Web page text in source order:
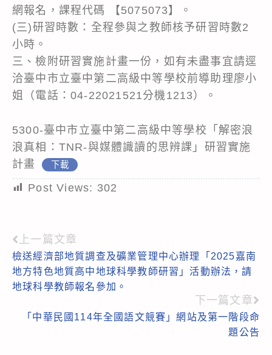
網報名，課程代碼 【5075073】。
(三)研習時數：全程參與之教師核予研習時數2
小時。
三、檢附研習實施計畫一份，如有未盡事宜請逕
洽臺中市立臺中第二高級中等學校前導助理廖小
姐（電話：04-22021521分機1213）。
5300-臺中市立臺中第二高級中等學校「解密浪
浪真相：TNR-與媒體識讀的思辨課」研習實施
計畫
下載
Post Views: 302
Read
more
articles
上一篇文章
檢送經濟部地質調查及礦業管理中心辦理「2025嘉南
地方特色地質高中地球科學教師研習」活動辦法，請
地球科學教師報名參加。
下一篇文章
「中華民國114年全國語文競賽」網站及第一階段命
題公告